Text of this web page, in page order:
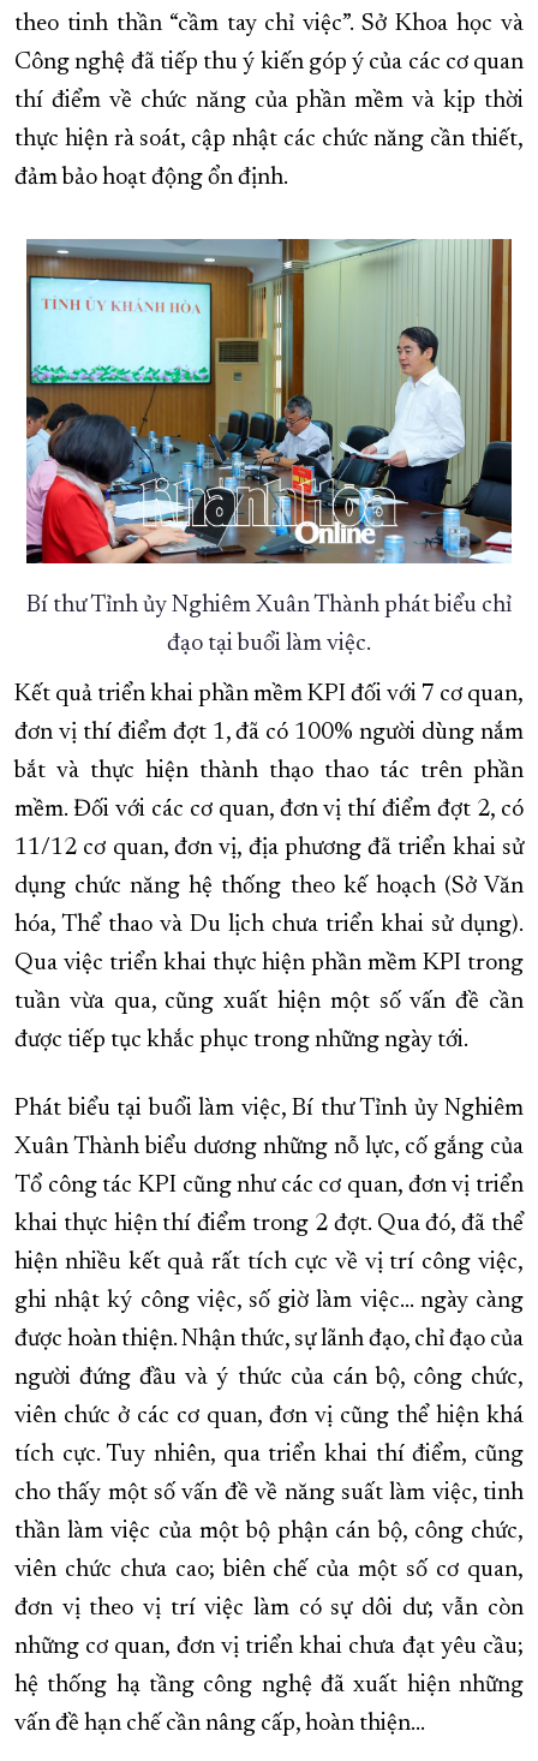
theo tinh thần “cầm tay chỉ việc”. Sở Khoa học và
Công nghệ đã tiếp thu ý kiến góp ý của các cơ quan
thí điểm về chức năng của phần mềm và kịp thời
thực hiện rà soát, cập nhật các chức năng cần thiết,
đảm bảo hoạt động ổn định.
Bí thư Tỉnh ủy Nghiêm Xuân Thành phát biểu chỉ
đạo tại buổi làm việc.
Kết quả triển khai phần mềm KPI đối với 7 cơ quan,
đơn vị thí điểm đợt 1, đã có 100% người dùng nắm
bắt và thực hiện thành thạo thao tác trên phần
mềm. Đối với các cơ quan, đơn vị thí điểm đợt 2, có
11/12 cơ quan, đơn vị, địa phương đã triển khai sử
dụng chức năng hệ thống theo kế hoạch (Sở Văn
hóa, Thể thao và Du lịch chưa triển khai sử dụng).
Qua việc triển khai thực hiện phần mềm KPI trong
tuần vừa qua, cũng xuất hiện một số vấn đề cần
được tiếp tục khắc phục trong những ngày tới.
Phát biểu tại buổi làm việc, Bí thư Tỉnh ủy Nghiêm
Xuân Thành biểu dương những nỗ lực, cố gắng của
Tổ công tác KPI cũng như các cơ quan, đơn vị triển
khai thực hiện thí điểm trong 2 đợt. Qua đó, đã thể
hiện nhiều kết quả rất tích cực về vị trí công việc,
ghi nhật ký công việc, số giờ làm việc… ngày càng
được hoàn thiện. Nhận thức, sự lãnh đạo, chỉ đạo của
người đứng đầu và ý thức của cán bộ, công chức,
viên chức ở các cơ quan, đơn vị cũng thể hiện khá
tích cực. Tuy nhiên, qua triển khai thí điểm, cũng
cho thấy một số vấn đề về năng suất làm việc, tinh
thần làm việc của một bộ phận cán bộ, công chức,
viên chức chưa cao; biên chế của một số cơ quan,
đơn vị theo vị trí việc làm có sự dôi dư; vẫn còn
những cơ quan, đơn vị triển khai chưa đạt yêu cầu;
hệ thống hạ tầng công nghệ đã xuất hiện những
vấn đề hạn chế cần nâng cấp, hoàn thiện…